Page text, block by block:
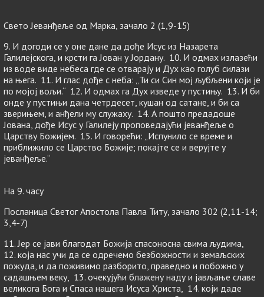
Свето Јеванђеље од Марка, зачало 2 (1,9-15)
9. И догоди се у оне дане да дође Исус из Назарета
Галилејскога, и крсти га Јован у Јордану. 10. И одмах излазећи
из воде виде небеса где се отварају и Дух као голуб силази
на њега. 11. И глас дође с неба: „Ти си Син мој љубљени који је
по мојој вољи.“ 12. И одмах га Дух изведе у пустињу. 13. И би
онде у пустињи дана четрдесет, кушан од сатане, и би са
зверињем, и анђели му служаху. 14. А пошто предадоше
Јована, дође Исус у Галилеју проповедајући јеванђеље о
Царству Божијем. 15. И говорећи: „Испунило се време и
приближило се Царство Божије; покајте се и верујте у
јеванђеље.“
На 9. часу
Посланица Светог Апостола Павла Титу, зачало 302 (2,11-14;
3,4-7)
11. Јер се јави благодат Божија спасоносна свима људима,
12. која нас учи да се одречемо безбожности и земаљских
пожуда, и да поживимо разборито, праведно и побожно у
садашњем веку, 13. очекујући блажену наду и јављање славе
великога Бога и Спаса нашега Исуса Христа, 14. који даде